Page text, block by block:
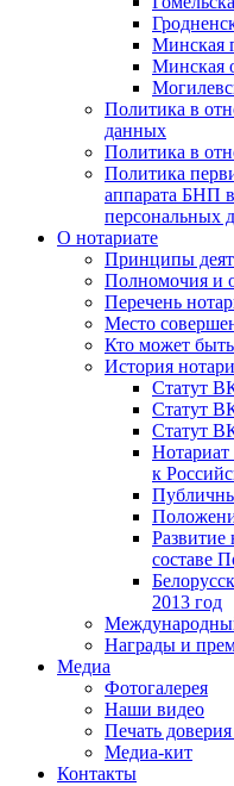
Минская
Минская
Политика в
данных
Политика в
Политика
аппарата БНП
персональных
О нотариате
Принципы
Полномочия и
Перечень
Место
Кто может
История
Статут
Статут
Статут
Нотариат
к
Развитие
составе
2013 год
Награды и
Медиа
Фотогалерея
Наши видео
Печать
Медиа-кит
Контакты